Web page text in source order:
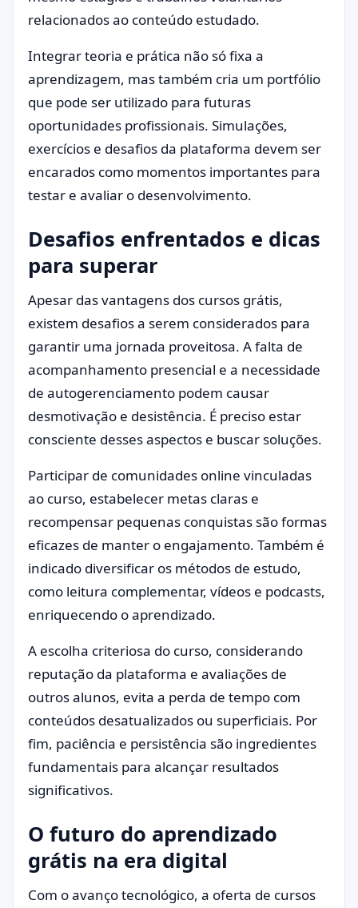
relacionados ao conteúdo estudado.
Integrar teoria e prática não só fixa a
aprendizagem, mas também cria um portfólio
que pode ser utilizado para futuras
oportunidades profissionais. Simulações,
exercícios e desafios da plataforma devem ser
encarados como momentos importantes para
testar e avaliar o desenvolvimento.
Desafios enfrentados e dicas
para superar
Apesar das vantagens dos cursos grátis,
existem desafios a serem considerados para
garantir uma jornada proveitosa. A falta de
acompanhamento presencial e a necessidade
de autogerenciamento podem causar
desmotivação e desistência. É preciso estar
consciente desses aspectos e buscar soluções.
Participar de comunidades online vinculadas
ao curso, estabelecer metas claras e
recompensar pequenas conquistas são formas
eficazes de manter o engajamento. Também é
indicado diversificar os métodos de estudo,
como leitura complementar, vídeos e podcasts,
enriquecendo o aprendizado.
A escolha criteriosa do curso, considerando
reputação da plataforma e avaliações de
outros alunos, evita a perda de tempo com
conteúdos desatualizados ou superficiais. Por
fim, paciência e persistência são ingredientes
fundamentais para alcançar resultados
significativos.
O futuro do aprendizado
grátis na era digital
Com o avanço tecnológico, a oferta de cursos